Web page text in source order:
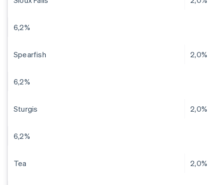
6,2%
Spearfish 2,0%
6,2%
Sturgis 2,0%
6,2%
Tea 2,0%